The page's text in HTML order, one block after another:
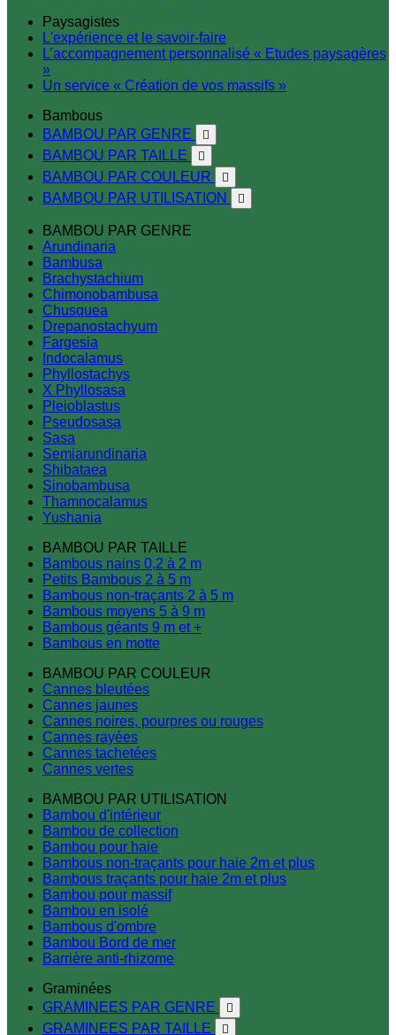
Paysagistes
L'expérience et le savoir-faire
L’accompagnement personnalisé « Etudes paysagères
»
Un service « Création de vos massifs »
Bambous
BAMBOU PAR GENRE

BAMBOU PAR TAILLE 
BAMBOU PAR COULEUR 
BAMBOU PAR UTILISATION 
BAMBOU PAR GENRE
Arundinaria
Bambusa
Brachystachium
Chimonobambusa
Chusquea
Drepanostachyum
Fargesia
Indocalamus
Phyllostachys
X Phyllosasa
Pleioblastus
Pseudosasa
Sasa
Semiarundinaria
Shibataea
Sinobambusa
Thamnocalamus
Yushania
BAMBOU PAR TAILLE
Bambous nains 0,2 à 2 m
Petits Bambous 2 à 5 m
Bambous non-traçants 2 à 5 m
Bambous moyens 5 à 9 m
Bambous géants 9 m et +
Bambous en motte
BAMBOU PAR COULEUR
Cannes bleutées
Cannes jaunes
Cannes noires, pourpres ou rouges
Cannes rayées
Cannes tachetées
Cannes vertes
BAMBOU PAR UTILISATION
Bambou d'intérieur
Bambou de collection
Bambou pour haie
Bambous non-traçants pour haie 2m et plus
Bambous traçants pour haie 2m et plus
Bambou pour massif
Bambou en isolé
Bambous d'ombre
Bambou Bord de mer
Barrière anti-rhizome
Graminées
GRAMINEES PAR GENRE

GRAMINEES PAR TAILLE 